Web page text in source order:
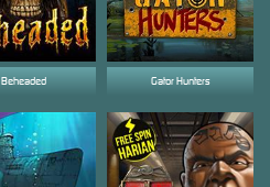
Beheaded Gator Hunters